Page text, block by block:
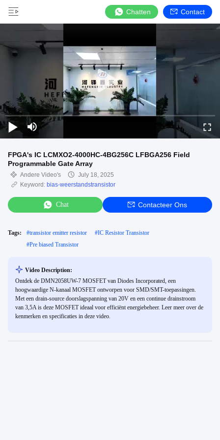
Chatten Contact
FPGA's IC LCMXO2-4000HC-4BG256C LFBGA256 Field
Programmable Gate Array
Andere Video's
July 18, 2025
Keyword: bias-weerstandstransistor
Chat Contacteer Ons
Tags: #transistor emitter resistor #IC Resistor Transistor
#Pre biased Transistor
Video Description:
Ontdek de DMN2058UW-7 MOSFET van Diodes Incorporated, een
hoogwaardige N-kanaal MOSFET ontworpen voor SMD/SMT-toepassingen.
Met een drain-source doorslagspanning van 20V en een continue drainstroom
van 3,5A is deze MOSFET ideaal voor efficiënt energiebeheer. Leer meer over de
kenmerken en specificaties in deze video.